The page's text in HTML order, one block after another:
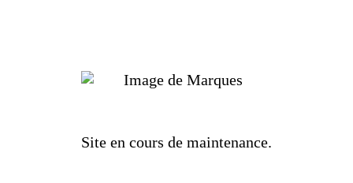
Site en cours de maintenance.